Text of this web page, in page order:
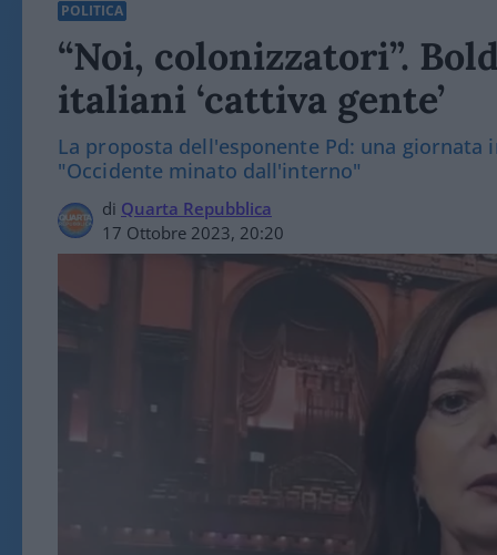
POLITICA
“Noi, colonizzatori”.
italiani ‘cattiva gente’
La proposta dell'esponente Pd: una
"Occidente minato dall'interno"
di Quarta Repubblica
17 Ottobre 2023, 20:20